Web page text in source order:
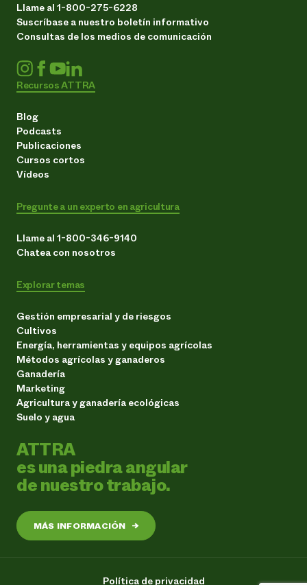
Llame al 1-800-275-6228
Suscríbase a nuestro boletín informativo
Consultas de los medios de comunicación
Recursos ATTRA
Blog
Podcasts
Publicaciones
Cursos cortos
Vídeos
Pregunte a un experto en agricultura
Llame al 1-800-346-9140
Chatea con nosotros
Explorar temas
Gestión empresarial y de riesgos
Cultivos
Energía, herramientas y equipos agrícolas
Métodos agrícolas y ganaderos
Ganadería
Marketing
Agricultura y ganadería ecológicas
Suelo y agua
ATTRA
es una piedra angular
de nuestro trabajo.
MÁS INFORMACIÓN →
Política de privacidad